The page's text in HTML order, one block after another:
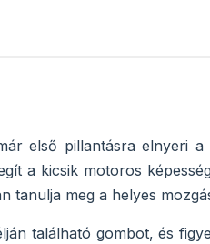
első pillantásra elnyeri
a kicsik motoros
tanulja meg a helyes
található gombot, és